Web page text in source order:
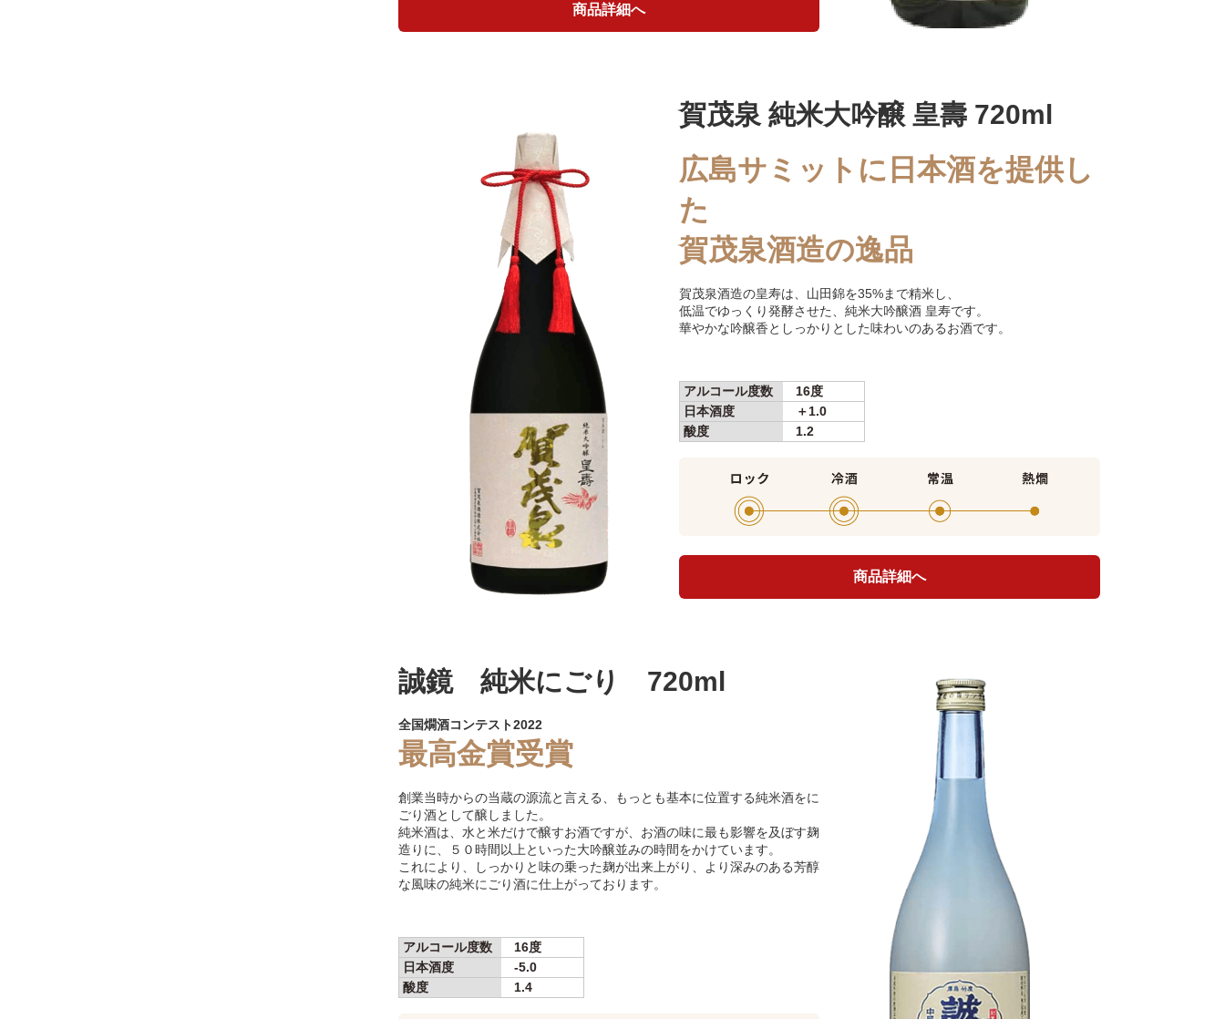
商品詳細へ
賀茂泉 純米大吟醸 皇壽 720ml
広島サミットに日本酒を提供し
た
賀茂泉酒造の逸品
賀茂泉酒造の皇寿は、山田錦を35%まで精米し、
低温でゆっくり発酵させた、純米大吟醸酒 皇寿です。
華やかな吟醸香としっかりとした味わいのあるお酒です。
アルコール度数
16度
日本酒度
＋1.0
酸度
1.2
商品詳細へ
誠鏡 純米にごり 720ml
全国燗酒コンテスト2022
最高金賞受賞
創業当時からの当蔵の源流と言える、もっとも基本に位置する純米酒をに
ごり酒として醸しました。
純米酒は、水と米だけで醸すお酒ですが、お酒の味に最も影響を及ぼす麹
造りに、５０時間以上といった大吟醸並みの時間をかけています。
これにより、しっかりと味の乗った麹が出来上がり、より深みのある芳醇
な風味の純米にごり酒に仕上がっております。
アルコール度数
16度
日本酒度
-5.0
酸度
1.4